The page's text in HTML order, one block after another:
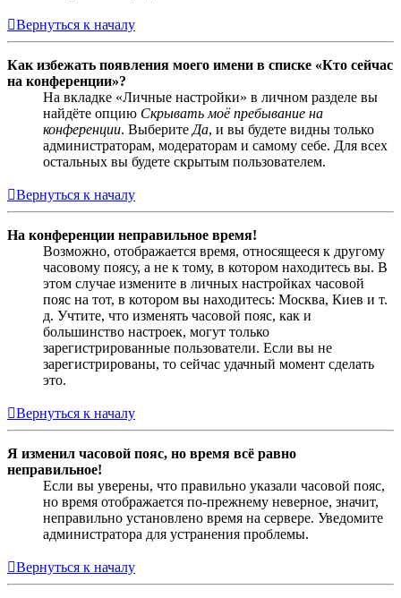
Вернуться к началу
Как избежать появления моего имени в списке «Кто сейчас
на конференции»?
На вкладке «Личные настройки» в личном разделе вы
найдёте опцию Скрывать моё пребывание на
конференции. Выберите Да, и вы будете видны только
администраторам, модераторам и самому себе. Для всех
остальных вы будете скрытым пользователем.
Вернуться к началу
На конференции неправильное время!
Возможно, отображается время, относящееся к другому
часовому поясу, а не к тому, в котором находитесь вы. В
этом случае измените в личных настройках часовой
пояс на тот, в котором вы находитесь: Москва, Киев и т.
д. Учтите, что изменять часовой пояс, как и
большинство настроек, могут только
зарегистрированные пользователи. Если вы не
зарегистрированы, то сейчас удачный момент сделать
это.
Вернуться к началу
Я изменил часовой пояс, но время всё равно
неправильное!
Если вы уверены, что правильно указали часовой пояс,
но время отображается по-прежнему неверное, значит,
неправильно установлено время на сервере. Уведомите
администратора для устранения проблемы.
Вернуться к началу